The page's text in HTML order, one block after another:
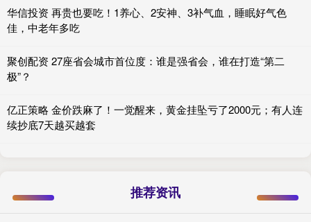
华信投资 再贵也要吃！1养心、2安神、3补气血，睡眠好气色
佳，中老年多吃
聚创配资 27座省会城市首位度：谁是强省会，谁在打造“第二
极”？
亿正策略 金价跌麻了！一觉醒来，黄金挂坠亏了2000元；有人连
续抄底7天越买越套
推荐资讯